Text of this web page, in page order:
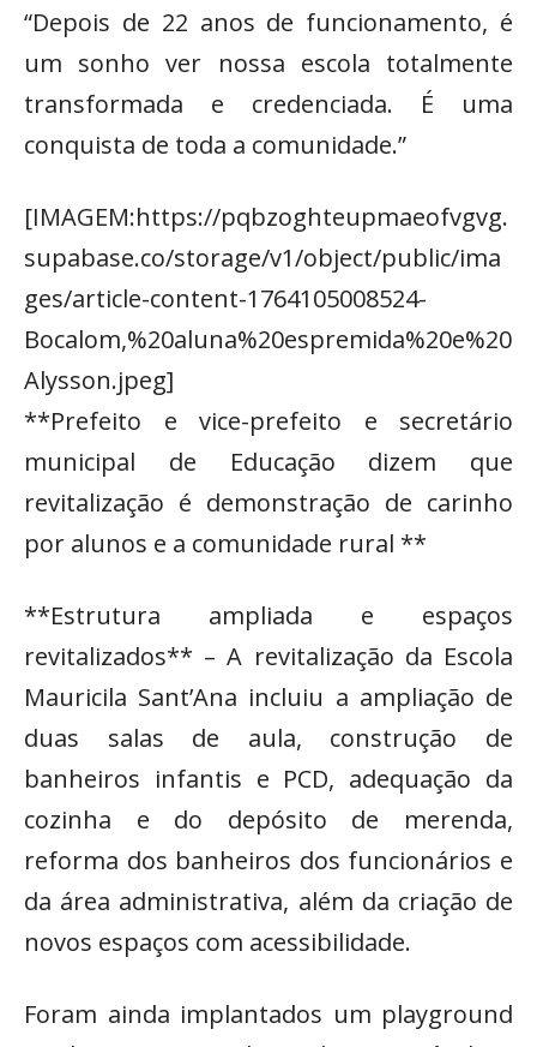
“Depois de 22 anos de funcionamento, é
um sonho ver nossa escola totalmente
transformada e credenciada. É uma
conquista de toda a comunidade.”
[IMAGEM:https://pqbzoghteupmaeofvgvg.
supabase.co/storage/v1/object/public/ima
ges/article-content-1764105008524-
Bocalom,%20aluna%20espremida%20e%20
Alysson.jpeg]
**Prefeito e vice-prefeito e secretário
municipal de Educação dizem que
revitalização é demonstração de carinho
por alunos e a comunidade rural **
**Estrutura ampliada e espaços
revitalizados** – A revitalização da Escola
Mauricila Sant’Ana incluiu a ampliação de
duas salas de aula, construção de
banheiros infantis e PCD, adequação da
cozinha e do depósito de merenda,
reforma dos banheiros dos funcionários e
da área administrativa, além da criação de
novos espaços com acessibilidade.
Foram ainda implantados um playground